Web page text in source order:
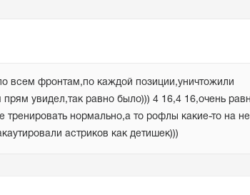
всем фронтам,по каждой позиции,уничтожили
увидел,так равно было))) 4 16,4 16,очень
нормально,а то рофлы какие-то на
астриков как детишек)))